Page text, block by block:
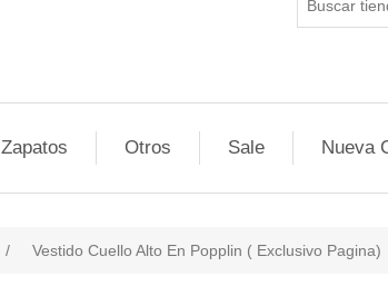
Zapatos Otros Sale Nueva
/ Vestido Cuello Alto En Popplin ( Exclusivo Pagina)